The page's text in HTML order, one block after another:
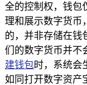
全的控制权，钱包
理和展示数字货币
的，并非存储在钱
们的数字货币并不
建钱包时，系统会
如同打开数字资产